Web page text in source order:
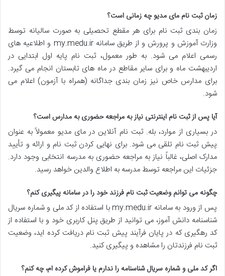
زمان ثبت نام مای مدیو چه زمانی است؟
زمان بندی ثبت نام برای هر مقطع تحصیلی به صورت سالیانه توسط
وزارت آموزش و پرورش و از طریق سامانه my.medu.ir و اطلاعیه های
رسمی اعلام می شود. به طور معمول، ثبت نام پایه اول ابتدایی در
اردیبهشت ماه و برای سایر مقاطع در ماه های تابستان انجام می گیرد.
برای مدارس خاص نیز زمان بندی جداگانه (همراه با آزمون) اعلام می
شود.
آیا پس از ثبت نام اینترنتی نیاز به مراجعه حضوری به مدارس است؟
در بسیاری از موارد، بله. ثبت نام آنلاین در مای مدیو معمولاً به عنوان
پیش ثبت نام تلقی می شود. برای نهایی کردن ثبت نام و ارائه و تأیید
مدارک اصلی، غالباً نیاز به مراجعه حضوری به مدرسه انتخابی وجود دارد.
جزئیات این مراجعه توسط مدرسه به اطلاع والدین خواهد رسید.
چگونه می توانم وضعیت ثبت نام فرزند خود را در سامانه پیگیری کنم؟
پس از ورود به سامانه my.medu.ir با استفاده از کد ملی و شماره سریال
شناسنامه دانش آموز، می توانید از طریق پنل کاربری خود و با استفاده از
کد رهگیری که در پایان فرآیند پیش ثبت نام دریافت کرده اید، وضعیت
ثبت نام فرزندتان را مشاهده و پیگیری کنید.
اگر کد ملی و شماره سریال شناسنامه را ندارم یا فراموش کرده ام، چه کنم؟